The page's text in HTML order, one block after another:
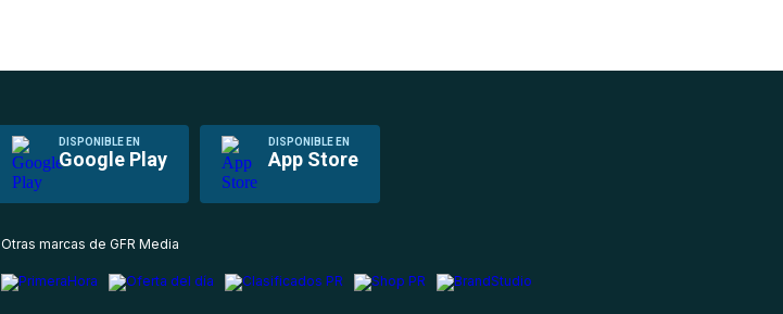
DISPONIBLE EN
Google Play
DISPONIBLE EN
App Store
Otras marcas de GFR Media